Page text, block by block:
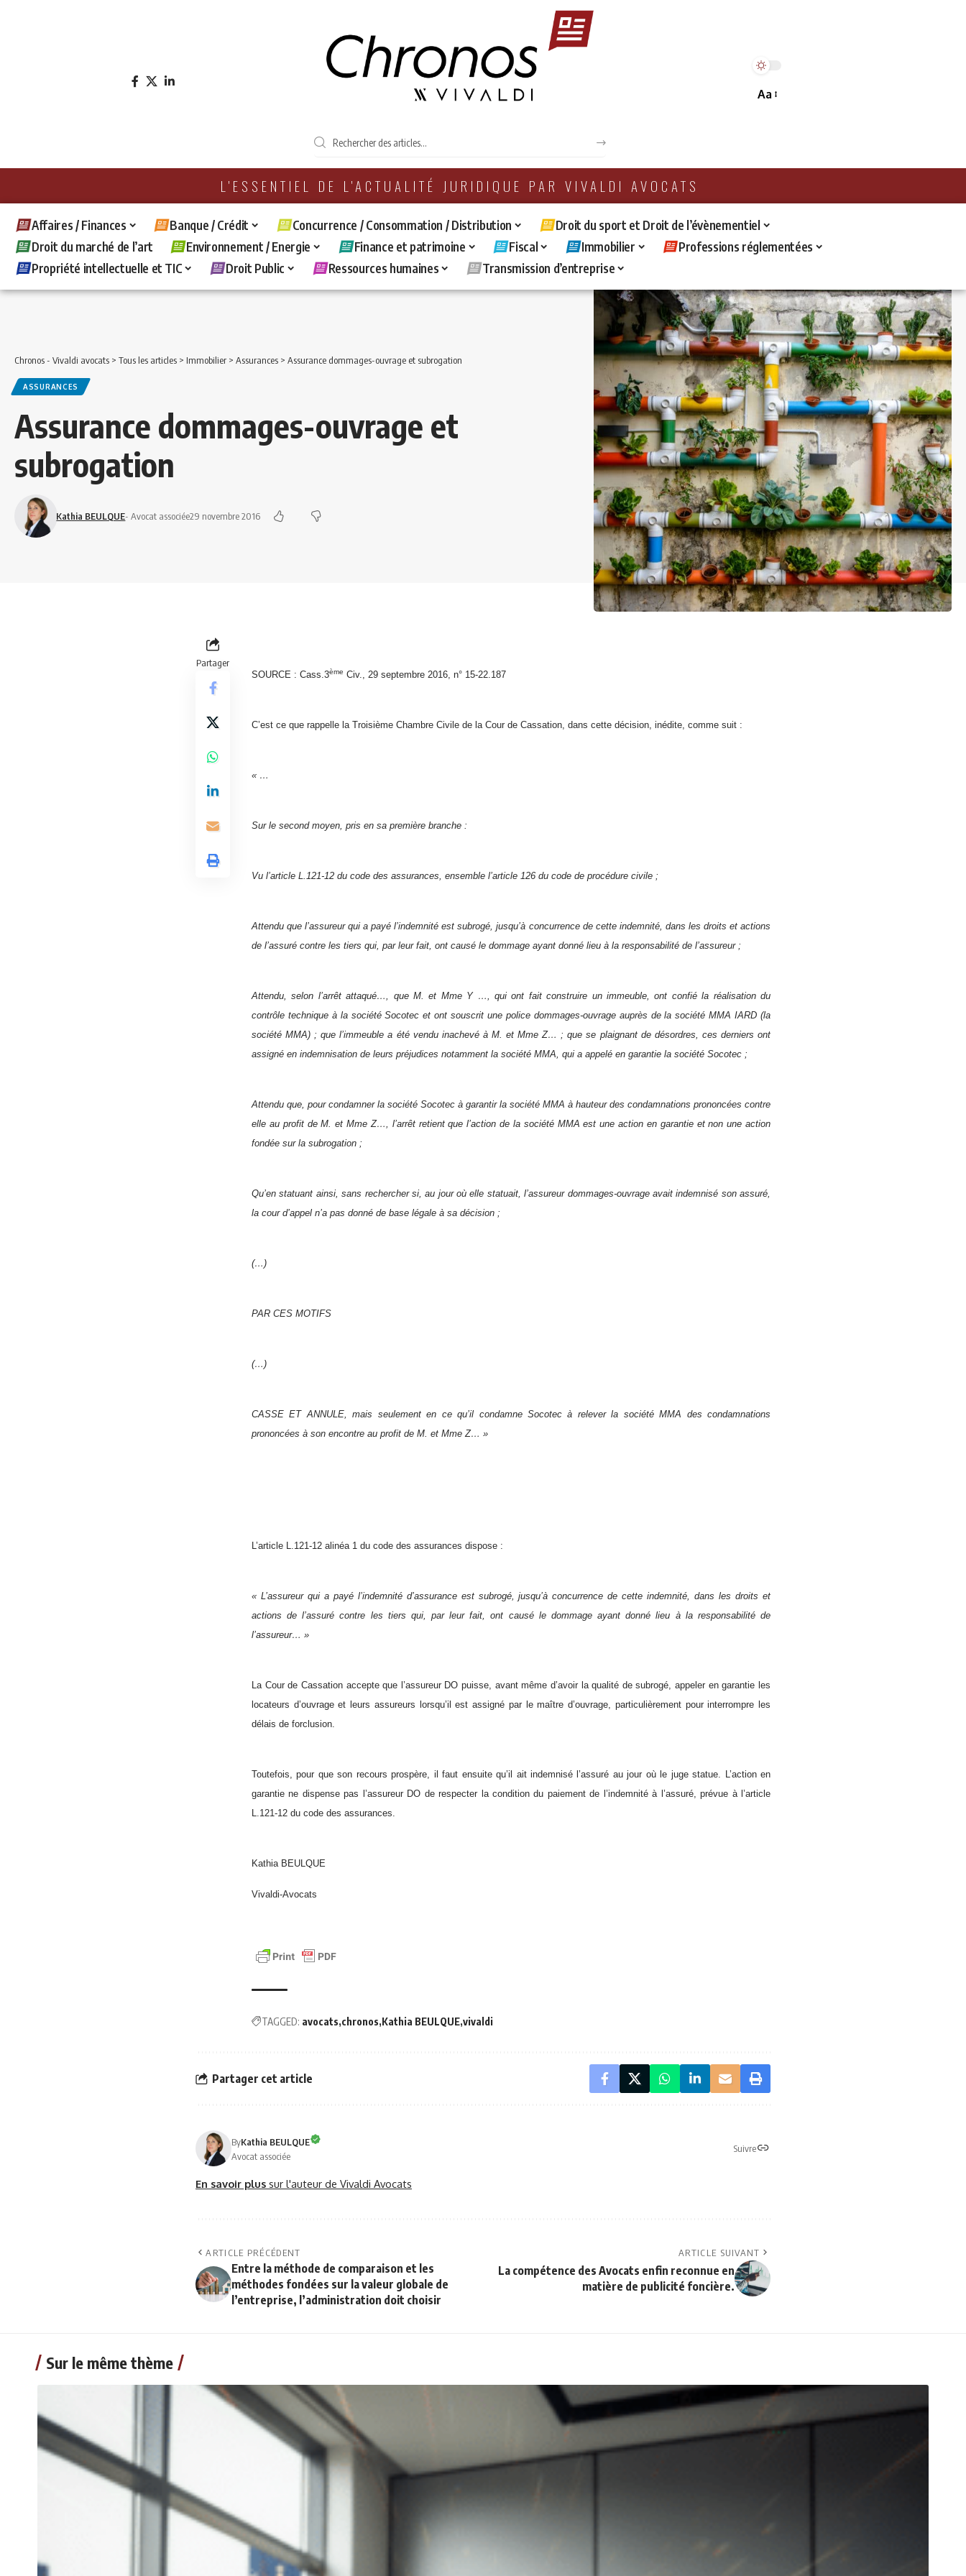
Aa
L'ESSENTIEL DE L'ACTUALITÉ JURIDIQUE PAR VIVALDI AVOCATS
Affaires / Finances Banque / Crédit Concurrence / Consommation / Distribution
Droit du sport et Droit de l’évènementiel
Droit du marché de l’art
Environnement / Energie Finance et patrimoine Fiscal Immobilier
Professions réglementées
Propriété intellectuelle et TIC
Droit Public Ressources humaines Transmission d’entreprise
Chronos - Vivaldi avocats > Tous les articles > Immobilier > Assurances > Assurance dommages-ouvrage et subrogation
ASSURANCES
Assurance dommages-ouvrage et
subrogation
Kathia BEULQUE- Avocat associée29 novembre 2016
Partager
SOURCE : Cass.3ème Civ., 29 septembre 2016, n° 15-22.187
C’est ce que rappelle la Troisième Chambre Civile de la Cour de Cassation, dans cette décision, inédite, comme suit :
« …
Sur le second moyen, pris en sa première branche :
Vu l’article L.121-12 du code des assurances, ensemble l’article 126 du code de procédure civile ;
Attendu que l’assureur qui a payé l’indemnité est subrogé, jusqu’à concurrence de cette indemnité, dans les droits et actions
de l’assuré contre les tiers qui, par leur fait, ont causé le dommage ayant donné lieu à la responsabilité de l’assureur ;
Attendu, selon l’arrêt attaqué…, que M. et Mme Y …, qui ont fait construire un immeuble, ont confié la réalisation du
contrôle technique à la société Socotec et ont souscrit une police dommages-ouvrage auprès de la société MMA IARD (la
société MMA) ; que l’immeuble a été vendu inachevé à M. et Mme Z… ; que se plaignant de désordres, ces derniers ont
assigné en indemnisation de leurs préjudices notamment la société MMA, qui a appelé en garantie la société Socotec ;
Attendu que, pour condamner la société Socotec à garantir la société MMA à hauteur des condamnations prononcées contre
elle au profit de M. et Mme Z…, l’arrêt retient que l’action de la société MMA est une action en garantie et non une action
fondée sur la subrogation ;
Qu’en statuant ainsi, sans rechercher si, au jour où elle statuait, l’assureur dommages-ouvrage avait indemnisé son assuré,
la cour d’appel n’a pas donné de base légale à sa décision ;
(…)
PAR CES MOTIFS
(…)
CASSE ET ANNULE, mais seulement en ce qu’il condamne Socotec à relever la société MMA des condamnations
prononcées à son encontre au profit de M. et Mme Z… »
L’article L.121-12 alinéa 1 du code des assurances dispose :
« L’assureur qui a payé l’indemnité d’assurance est subrogé, jusqu’à concurrence de cette indemnité, dans les droits et
actions de l’assuré contre les tiers qui, par leur fait, ont causé le dommage ayant donné lieu à la responsabilité de
l’assureur… »
La Cour de Cassation accepte que l’assureur DO puisse, avant même d’avoir la qualité de subrogé, appeler en garantie les
locateurs d’ouvrage et leurs assureurs lorsqu’il est assigné par le maître d’ouvrage, particulièrement pour interrompre les
délais de forclusion.
Toutefois, pour que son recours prospère, il faut ensuite qu’il ait indemnisé l’assuré au jour où le juge statue. L’action en
garantie ne dispense pas l’assureur DO de respecter la condition du paiement de l’indemnité à l’assuré, prévue à l’article
L.121-12 du code des assurances.
Kathia BEULQUE
Vivaldi-Avocats
TAGGED: avocats chronos Kathia BEULQUE vivaldi
Partager cet article
ByKathia BEULQUE
Avocat associée
Suivre
En savoir plus sur l'auteur de Vivaldi Avocats
ARTICLE PRÉCÉDENT
Entre la méthode de comparaison et les
méthodes fondées sur la valeur globale de
l’entreprise, l’administration doit choisir
ARTICLE SUIVANT
La compétence des Avocats enfin reconnue en
matière de publicité foncière.
Sur le même thème